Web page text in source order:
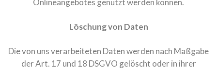
Onlineangebotes genutzt werden können.
Löschung von Daten
Die von uns verarbeiteten Daten werden nach Maßgabe
der Art. 17 und 18 DSGVO gelöscht oder in ihrer